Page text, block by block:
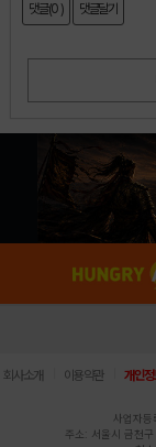
댓글(0 ) 댓글달기
회사소개 이용약관 개인
사업자
주소: 서울시 금천